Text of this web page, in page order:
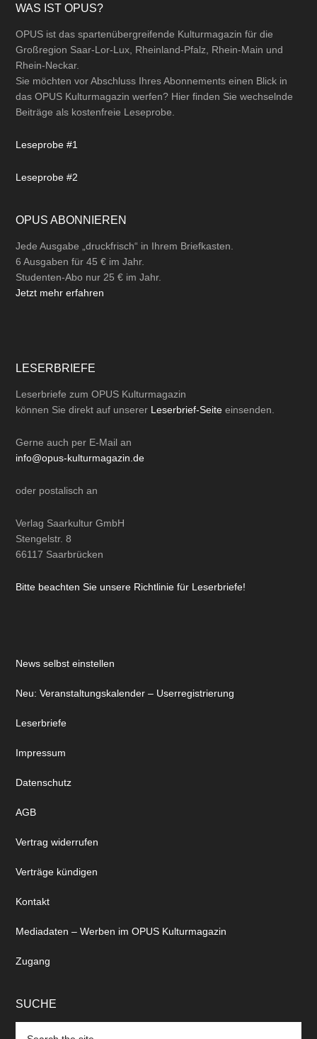
Footer
WAS IST OPUS?
OPUS ist das spartenübergreifende Kulturmagazin für die
Großregion Saar-Lor-Lux, Rheinland-Pfalz, Rhein-Main und
Rhein-Neckar.
Sie möchten vor Abschluss Ihres Abonnements einen Blick in
das OPUS Kulturmagazin werfen? Hier finden Sie wechselnde
Beiträge als kostenfreie Leseprobe.
Leseprobe #1
Leseprobe #2
OPUS ABONNIEREN
Jede Ausgabe „druckfrisch“ in Ihrem Briefkasten.
6 Ausgaben für 45 € im Jahr.
Studenten-Abo nur 25 € im Jahr.
Jetzt mehr erfahren
LESERBRIEFE
Leserbriefe zum OPUS Kulturmagazin
können Sie direkt auf unserer Leserbrief-Seite einsenden.
Gerne auch per E-Mail an
info@opus-kulturmagazin.de
oder postalisch an
Verlag Saarkultur GmbH
Stengelstr. 8
66117 Saarbrücken
Bitte beachten Sie unsere Richtlinie für Leserbriefe!
News selbst einstellen
Neu: Veranstaltungskalender – Userregistrierung
Leserbriefe
Impressum
Datenschutz
AGB
Vertrag widerrufen
Verträge kündigen
Kontakt
Mediadaten – Werben im OPUS Kulturmagazin
Zugang
SUCHE